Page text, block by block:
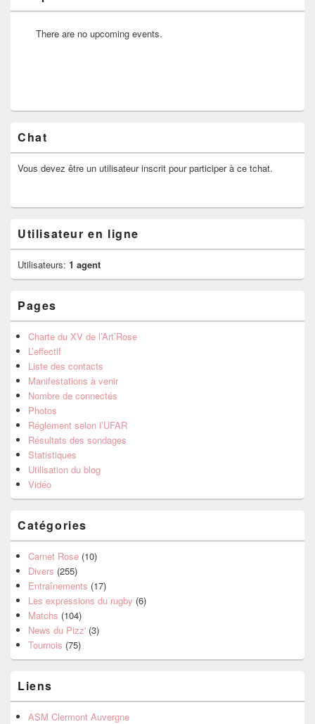
There are no upcoming events.
Chat
Vous devez être un utilisateur inscrit pour participer à ce tchat.
Utilisateur en ligne
Utilisateurs: 1 agent
Pages
Charte du XV de l’Art’Rose
L’effectif
Liste des contacts
Manifestations à venir
Nombre de connectés
Photos
Réglement selon l’UFAR
Résultats des sondages
Statistiques
Utilisation du blog
Vidéo
Catégories
Carnet Rose (10)
Divers (255)
Entraînements (17)
Les expressions du rugby (6)
Matchs (104)
News du Pizz' (3)
Tournois (75)
Liens
ASM Clermont Auvergne